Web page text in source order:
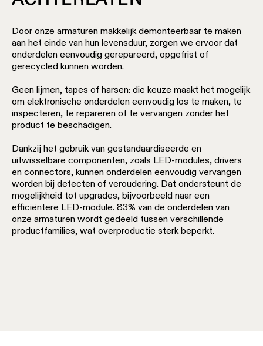
Door onze armaturen makkelijk demonteerbaar te maken
aan het einde van hun levensduur, zorgen we ervoor dat
onderdelen eenvoudig gerepareerd, opgefrist of
gerecycled kunnen worden.
Geen lijmen, tapes of harsen: die keuze maakt het mogelijk
om elektronische onderdelen eenvoudig los te maken, te
inspecteren, te repareren of te vervangen zonder het
product te beschadigen.
Dankzij het gebruik van gestandaardiseerde en
uitwisselbare componenten, zoals LED-modules, drivers
en connectors, kunnen onderdelen eenvoudig vervangen
worden bij defecten of veroudering. Dat ondersteunt de
mogelijkheid tot upgrades, bijvoorbeeld naar een
efficiëntere LED-module. 83% van de onderdelen van
onze armaturen wordt gedeeld tussen verschillende
productfamilies, wat overproductie sterk beperkt.